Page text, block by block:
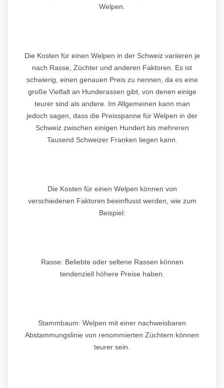
Welpen.
Die Kosten für einen Welpen in der Schweiz variieren je
nach Rasse, Züchter und anderen Faktoren. Es ist
schwierig, einen genauen Preis zu nennen, da es eine
große Vielfalt an Hunderassen gibt, von denen einige
teurer sind als andere. Im Allgemeinen kann man
jedoch sagen, dass die Preisspanne für Welpen in der
Schweiz zwischen einigen Hundert bis mehreren
Tausend Schweizer Franken liegen kann.
Die Kosten für einen Welpen können von
verschiedenen Faktoren beeinflusst werden, wie zum
Beispiel:
Rasse: Beliebte oder seltene Rassen können
tendenziell höhere Preise haben.
Stammbaum: Welpen mit einer nachweisbaren
Abstammungslinie von renommierten Züchtern können
teurer sein.